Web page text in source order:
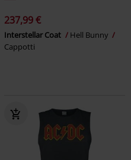
237,99 €
Interstellar Coat
Hell Bunny
Cappotti